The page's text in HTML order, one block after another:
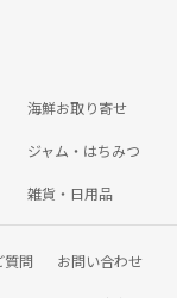
海鮮お取り寄せ
ジャム・はちみつ
雑貨・日用品
質問 お問い合わせ